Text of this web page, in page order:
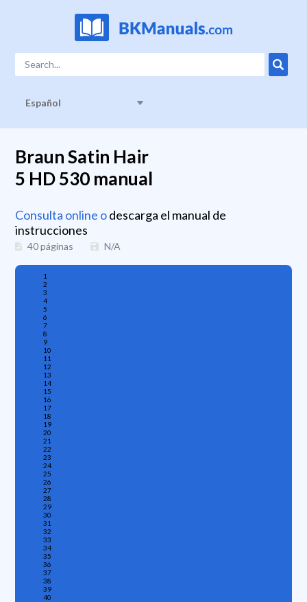
Español
Braun Satin Hair
5 HD 530 manual
Consulta online odescarga el manual de
instrucciones
40 páginas N/A
1
2
3
4
5
6
7
8
9
10
11
12
13
14
15
16
17
18
19
20
21
22
23
24
25
26
27
28
29
30
31
32
33
34
35
36
37
38
39
40